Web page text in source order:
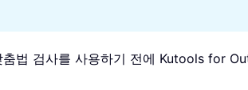
법 검사를 사용하기 전에 Kutools for